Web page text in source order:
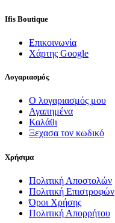
Ifis Boutique
Επικοινωνία
Χάρτης Google
Λογαριασμός
Ο λογαριασμός μου
Αγαπημένα
Καλάθι
Ξεχασα τον κωδικό
Χρήσιμα
Πολιτική Αποστολών
Πολιτική Επιστροφών
Όροι Χρήσης
Πολιτική Απορρήτου